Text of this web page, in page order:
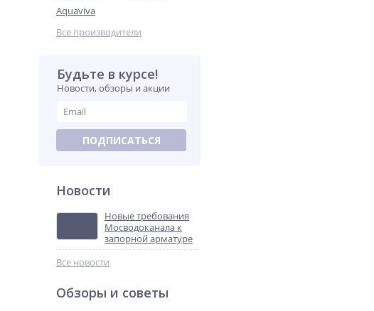
Aquaviva
Все производители
Будьте в курсе!
Новости, обзоры и акции
ПОДПИСАТЬСЯ
Новости
Новые требования
Мосводоканала к
запорной арматуре
Все новости
Обзоры и советы